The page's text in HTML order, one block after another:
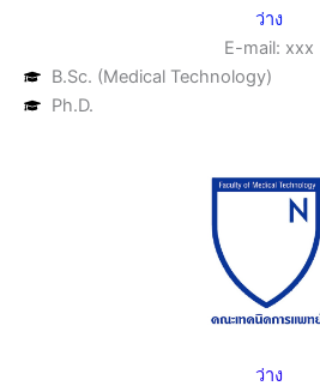
ว่าง
E-mail: xxx
B.Sc. (Medical Technology)
Ph.D.
ว่าง